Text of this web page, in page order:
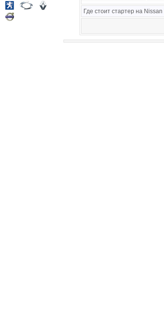
Где стоит стартер на Nissan